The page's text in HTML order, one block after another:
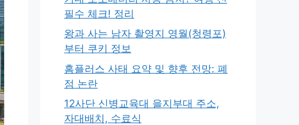
필수 체크! 정리
왕과 사는 남자 촬영지 영월(청령포)
부터 쿠키 정보
홈플러스 사태 요약 및 향후 전망: 폐
점 논란
12사단 신병교육대 을지부대 주소,
자대배치, 수료식